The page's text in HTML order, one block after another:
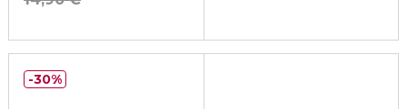
30%